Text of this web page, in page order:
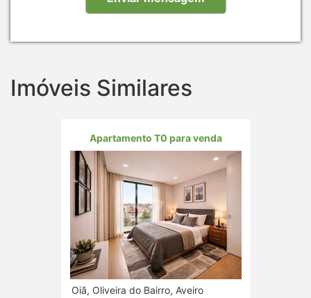
Imóveis Similares
Apartamento T0 para venda
Oiã, Oliveira do Bairro, Aveiro